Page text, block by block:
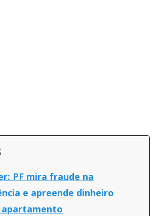
PF mira fraude na
e apreende dinheiro